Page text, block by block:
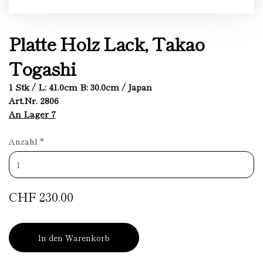
Platte Holz Lack, Takao
Togashi
1 Stk / L: 41.0cm B: 30.0cm / Japan
Art.Nr. 2806
An Lager 7
Anzahl *
CHF 230.00
In den Warenkorb